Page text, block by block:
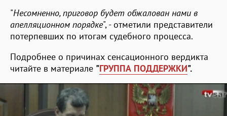
"Несомненно, приговор будет обжалован нами в
апелляционном порядке", - отметили представители
потерпевших по итогам судебного процесса.
Подробнее о причинах сенсационного вердикта
читайте в материале "ГРУППА ПОДДЕРЖКИ".